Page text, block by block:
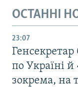
ОСТАННІ
23:07
Генсекретар
по Україні й
зокрема, на